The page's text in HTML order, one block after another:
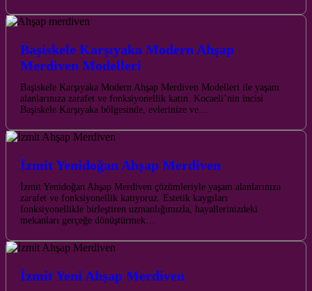
Başiskele Karşıyaka Modern Ahşap
Merdiven Modelleri
Başiskele Karşıyaka Modern Ahşap Merdiven Modelleri ile yaşam
alanlarınıza zarafet ve fonksiyonellik katın. Kocaeli’nin incisi
Başiskele Karşıyaka bölgesinde, evlerinize ve…
İzmit Yenidoğan Ahşap Merdiven
İzmit Yenidoğan Ahşap Merdiven çözümleriyle yaşam alanlarınıza
zarafet ve fonksiyonellik katıyoruz. Estetik kaygıları
fonksiyonellikle birleştiren uzmanlığımızla, hayallerinizdeki
mekanları gerçeğe dönüştürmek…
İzmit Yeni Ahşap Merdiven